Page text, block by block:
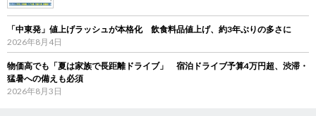
「中東発」値上げラッシュが本格化 飲食料品値上げ、約3年ぶりの多さに
2026年8月4日
物価高でも「夏は家族で長距離ドライブ」 宿泊ドライブ予算4万円超、渋滞・
猛暑への備えも必須
2026年8月3日